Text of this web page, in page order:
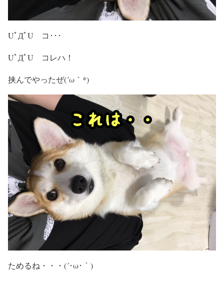
UﾟДﾟU コ･･･
UﾟДﾟU コレハ！
挟んでやったぜ(´ω｀*)
ためるね・・・(´･ω･｀)